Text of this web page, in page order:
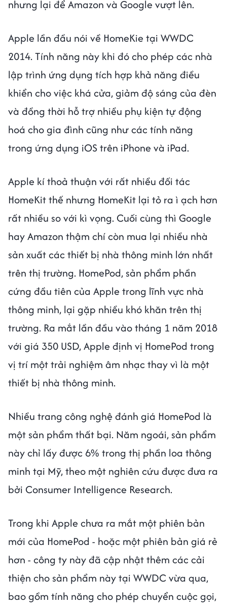
nhưng lại để Amazon và Google vượt lên.
Apple lần đầu nói về HomeKie tại WWDC
2014. Tính năng này khi đó cho phép các nhà
lập trình ứng dụng tích hợp khả năng điều
khiển cho việc khá cửa, giảm độ sáng của đèn
và đồng thời hỗ trợ nhiều phụ kiện tự động
hoá cho gia đình cũng như các tính năng
trong ứng dụng iOS trên iPhone và iPad.
Apple kí thoả thuận với rất nhiều đối tác
HomeKit thế nhưng HomeKit lại tỏ ra ì ạch hơn
rất nhiều so với kì vọng. Cuối cùng thì Google
hay Amazon thậm chí còn mua lại nhiều nhà
sản xuất các thiết bị nhà thông minh lớn nhất
trên thị trường. HomePod, sản phẩm phần
cứng đầu tiên của Apple trong lĩnh vực nhà
thông minh, lại gặp nhiều khó khăn trên thị
trường. Ra mắt lần đầu vào tháng 1 năm 2018
với giá 350 USD, Apple định vị HomePod trong
vị trí một trải nghiệm âm nhạc thay vì là một
thiết bị nhà thông minh.
Nhiều trang công nghệ đánh giá HomePod là
một sản phẩm thất bại. Năm ngoái, sản phẩm
này chỉ lấy được 6% trong thị phần loa thông
minh tại Mỹ, theo một nghiên cứu được đưa ra
bởi Consumer Intelligence Research.
Trong khi Apple chưa ra mắt một phiên bản
mới của HomePod - hoặc một phiên bản giá rẻ
hơn - công ty này đã cập nhật thêm các cải
thiện cho sản phẩm này tại WWDC vừa qua,
bao gồm tính năng cho phép chuyển cuộc gọi,